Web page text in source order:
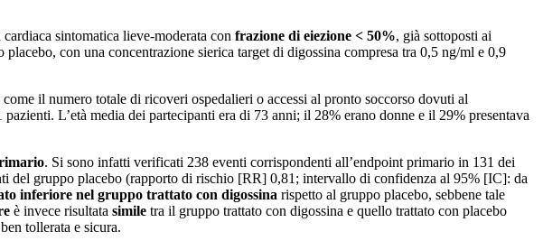
sintomatica lieve-moderata con frazione di eiezione < 50%, già sottoposti ai
placebo, con una concentrazione sierica target di digossina compresa tra 0,5 ng/ml e 0,9
il numero totale di ricoveri ospedalieri o accessi al pronto soccorso dovuti al
L’età media dei partecipanti era di 73 anni; il 28% erano donne e il 29% presentava
. Si sono infatti verificati 238 eventi corrispondenti all’endpoint primario in 131 dei
del gruppo placebo (rapporto di rischio [RR] 0,81; intervallo di confidenza al 95% [IC]: da
inferiore nel gruppo trattato con digossina rispetto al gruppo placebo, sebbene tale
è invece risultata simile tra il gruppo trattato con digossina e quello trattato con placebo
tollerata e sicura.